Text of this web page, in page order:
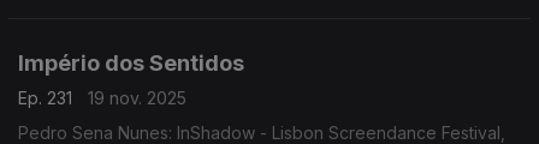
Império dos Sentidos
Ep. 231
19 nov. 2025
Pedro Sena Nunes: InShadow - Lisbon Screendance Festival,